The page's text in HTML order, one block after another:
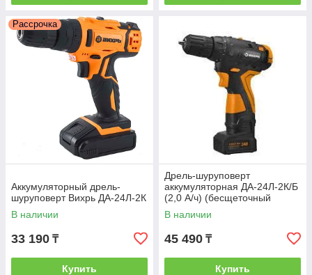
Рассрочка
Аккумуляторный дрель-
шуруповерт Вихрь ДА-24Л-2К
В наличии
33 190 ₸
Купить
Дрель-шуруповерт
аккумуляторная ДА-24Л-2К/Б
(2,0 А/ч) (бесщеточный
двигатель)
В наличии
45 490 ₸
Купить